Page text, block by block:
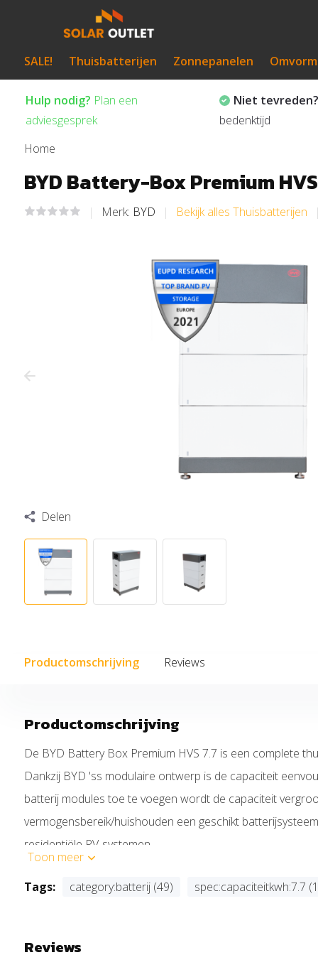
SALE! Thuisbatterijen Zonnepanelen
Hulp nodig? Plan een
adviesgesprek
Niet tevreden?
bedenktijd
Home
BYD Battery-Box Premium
Merk: BYD Bekijk alles Thuisbatterijen
Delen
Productomschrijving Reviews
Productomschrijving
De BYD Battery Box Premium HVS 7.7 is een complete
Dankzij BYD 'ss modulaire ontwerp is de capaciteit
batterij modules toe te voegen wordt de capaciteit
vermogensbereik/huishouden een geschikt
residentiële PV-systemen.
Toon meer
Tags:
category:batterij (49) spec:capaciteitkwh:7.7
Reviews